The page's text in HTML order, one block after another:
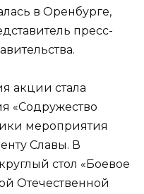
в Оренбурге,
пресс-
акции стала
«Содружество
мероприятия
Славы. В
стол «Боевое
Отечественной